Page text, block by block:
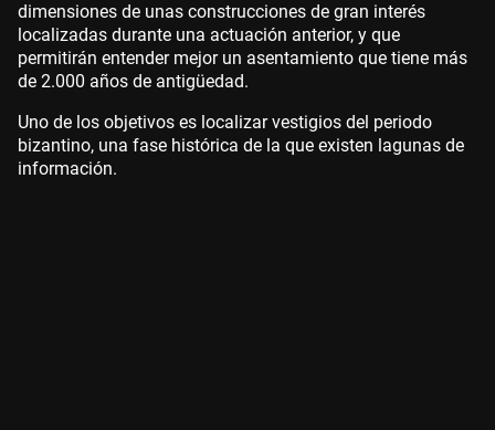
dimensiones de unas construcciones de gran interés
localizadas durante una actuación anterior, y que
permitirán entender mejor un asentamiento que tiene más
de 2.000 años de antigüedad.
Uno de los objetivos es localizar vestigios del periodo
bizantino, una fase histórica de la que existen lagunas de
información.